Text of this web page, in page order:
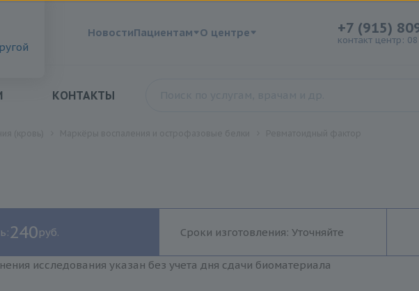
НовостиПациентам О центре +7 (915)
контакт центр:
КОНТАКТЫ
240руб. Сроки изготовления: Уточняйте
исследования указан без учета дня сдачи биоматериала